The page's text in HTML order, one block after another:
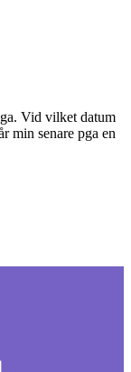
Vid vilket datum
min senare pga en